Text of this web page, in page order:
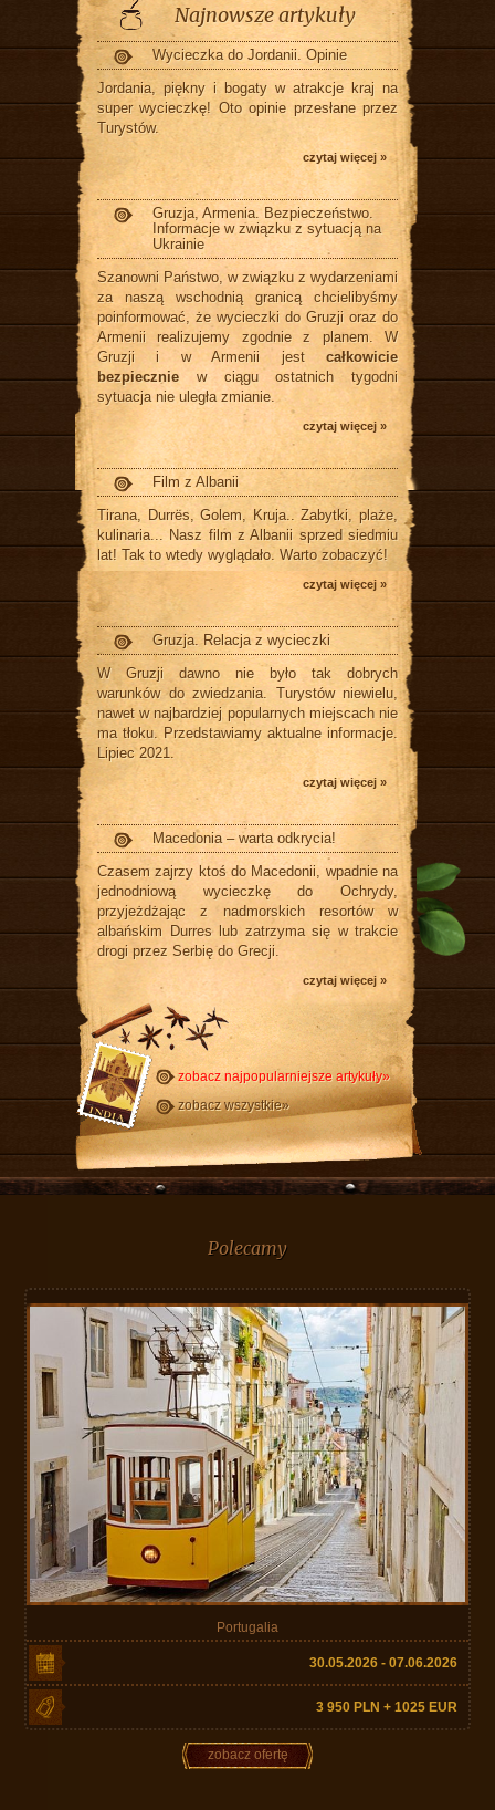
Najnowsze artykuły
Wycieczka do Jordanii. Opinie
Jordania, piękny i bogaty w atrakcje kraj na
super wycieczkę! Oto opinie przesłane przez
Turystów.
czytaj więcej »
Gruzja, Armenia. Bezpieczeństwo.
Informacje w związku z sytuacją na
Ukrainie
Szanowni Państwo, w związku z wydarzeniami
za naszą wschodnią granicą chcielibyśmy
poinformować, że wycieczki do Gruzji oraz do
Armenii realizujemy zgodnie z planem. W
Gruzji i w Armenii jest całkowicie
bezpiecznie w ciągu ostatnich tygodni
sytuacja nie uległa zmianie.
czytaj więcej »
Film z Albanii
Tirana, Durrës, Golem, Kruja.. Zabytki, plaże,
kulinaria... Nasz film z Albanii sprzed siedmiu
lat! Tak to wtedy wyglądało. Warto zobaczyć!
czytaj więcej »
Gruzja. Relacja z wycieczki
W Gruzji dawno nie było tak dobrych
warunków do zwiedzania. Turystów niewielu,
nawet w najbardziej popularnych miejscach nie
ma tłoku. Przedstawiamy aktualne informacje.
Lipiec 2021.
czytaj więcej »
Macedonia – warta odkrycia!
Czasem zajrzy ktoś do Macedonii, wpadnie na
jednodniową wycieczkę do Ochrydy,
przyjeżdżając z nadmorskich resortów w
albańskim Durres lub zatrzyma się w trakcie
drogi przez Serbię do Grecji.
czytaj więcej »
zobacz najpopularniejsze artykuły»
zobacz wszystkie»
Polecamy
Portugalia
30.05.2026 - 07.06.2026
3 950 PLN + 1025 EUR
zobacz ofertę